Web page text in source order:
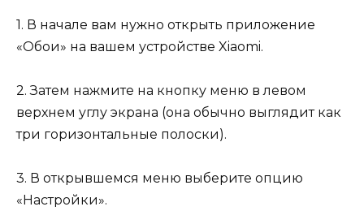
1. В начале вам нужно открыть приложение
«Обои» на вашем устройстве Xiaomi.
2. Затем нажмите на кнопку меню в левом
верхнем углу экрана (она обычно выглядит как
три горизонтальные полоски).
3. В открывшемся меню выберите опцию
«Настройки».